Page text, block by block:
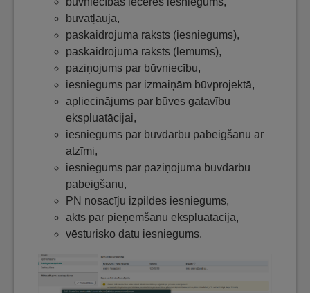
būvatļauja,
paskaidrojuma raksts (iesniegums),
paskaidrojuma raksts (lēmums),
paziņojums par būvniecību,
iesniegums par izmaiņām būvprojektā,
apliecinājums par būves gatavību
ekspluatācijai,
iesniegums par būvdarbu pabeigšanu ar
atzīmi,
iesniegums par paziņojuma būvdarbu
pabeigšanu,
PN nosacīju izpildes iesniegums,
akts par pieņemšanu ekspluatācijā,
vēsturisko datu iesniegums.